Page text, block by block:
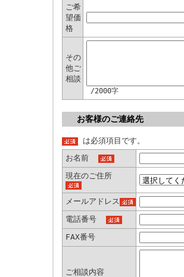
ご希
望価
格
その
他ご
相談
/2000字
お客様のご連絡先
は必須項目です。
お名前
現在のご住所
メールアドレス
電話番号
FAX番号
ご相談内容